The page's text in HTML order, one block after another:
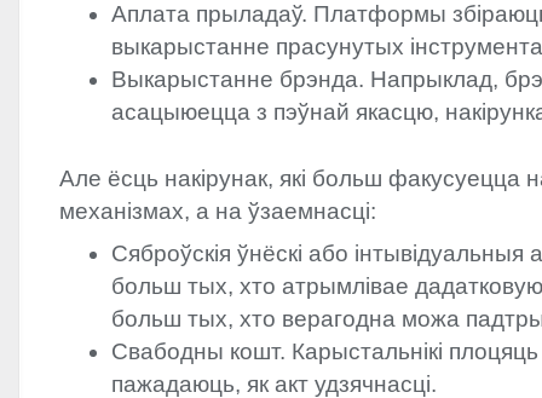
Аплата прыладаў. Платформы
выкарыстанне прасунутых
Выкарыстанне брэнда. Напрыклад,
асацыюецца з пэўнай якасцю,
Але ёсць накірунак, які больш факусуецца
механізмах, а на ўзаемнасці:
Сяброўскія ўнёскі або
больш тых, хто атрымлівае
больш тых, хто верагодна можа
Свабодны кошт. Карыстальнікі плоцяць
пажадаюць, як акт удзячнасці.